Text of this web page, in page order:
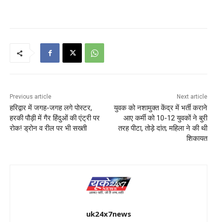
Previous article
हरिद्वार में जगह-जगह लगे पोस्टर,
हरकी पौड़ी में गैर हिंदुओं की एंट्री पर
रोक! ड्रोन व रील पर भी सख्ती
Next article
युवक को नशामुक्त केंद्र में भर्ती कराने
आए कर्मी को 10-12 युवकों ने बुरी
तरह पीटा, तोड़े दांत; महिला ने की थी
शिकायत
uk24x7news